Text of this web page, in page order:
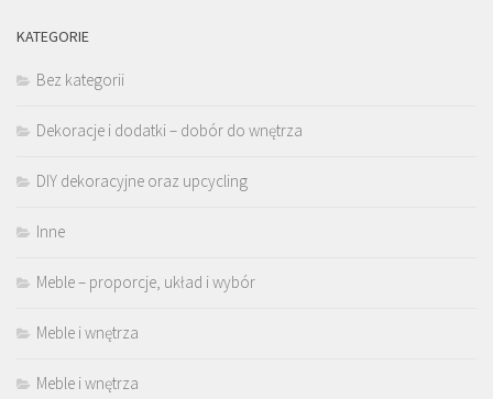
KATEGORIE
Bez kategorii
Dekoracje i dodatki – dobór do wnętrza
DIY dekoracyjne oraz upcycling
Inne
Meble – proporcje, układ i wybór
Meble i wnętrza
Meble i wnętrza